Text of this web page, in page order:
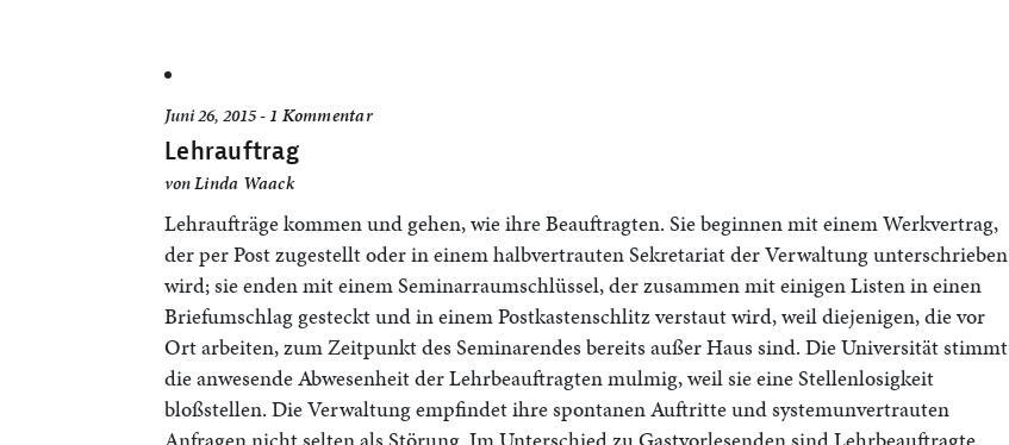
Juni 26, 2015 - 1 Kommentar
Lehrauftrag
vonLinda Waack
Lehraufträge kommen und gehen, wie ihre Beauftragten. Sie beginnen mit einem Werkvertrag,
der per Post zugestellt oder in einem halbvertrauten Sekretariat der Verwaltung unterschrieben
wird; sie enden mit einem Seminarraumschlüssel, der zusammen mit einigen Listen in einen
Briefumschlag gesteckt und in einem Postkastenschlitz verstaut wird, weil diejenigen, die vor
Ort arbeiten, zum Zeitpunkt des Seminarendes bereits außer Haus sind. Die Universität stimmt
die anwesende Abwesenheit der Lehrbeauftragten mulmig, weil sie eine Stellenlosigkeit
bloßstellen. Die Verwaltung empfindet ihre spontanen Auftritte und systemunvertrauten